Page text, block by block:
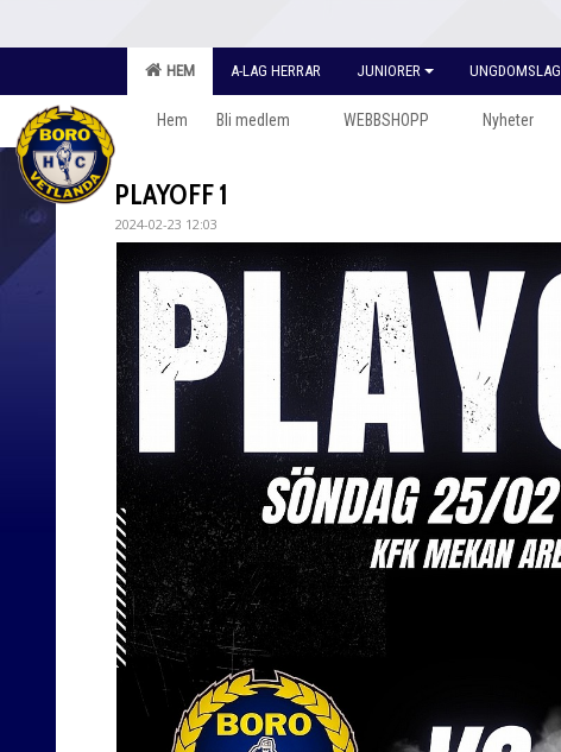
HEM A-LAG HERRAR JUNIORER UNGDOMSLAG
Hem Bli medlem WEBBSHOPP Nyheter
PLAYOFF 1
2024-02-23 12:03